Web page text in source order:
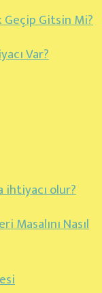
Geçip Gitsin Mi?
Var?
ihtiyacı olur?
Masalını Nasıl